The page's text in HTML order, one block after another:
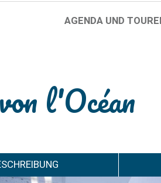
AGENDA UND
l'Océan